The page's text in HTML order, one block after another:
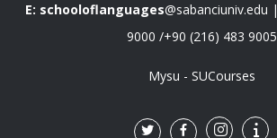
E: schooloflanguages@sabanciuniv.edu |
9000 /+90 (216) 483 9005
Mysu - SUCourses